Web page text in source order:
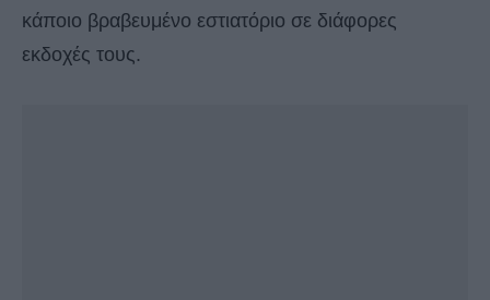
κάποιο βραβευμένο εστιατόριο σε διάφορες
εκδοχές τους.